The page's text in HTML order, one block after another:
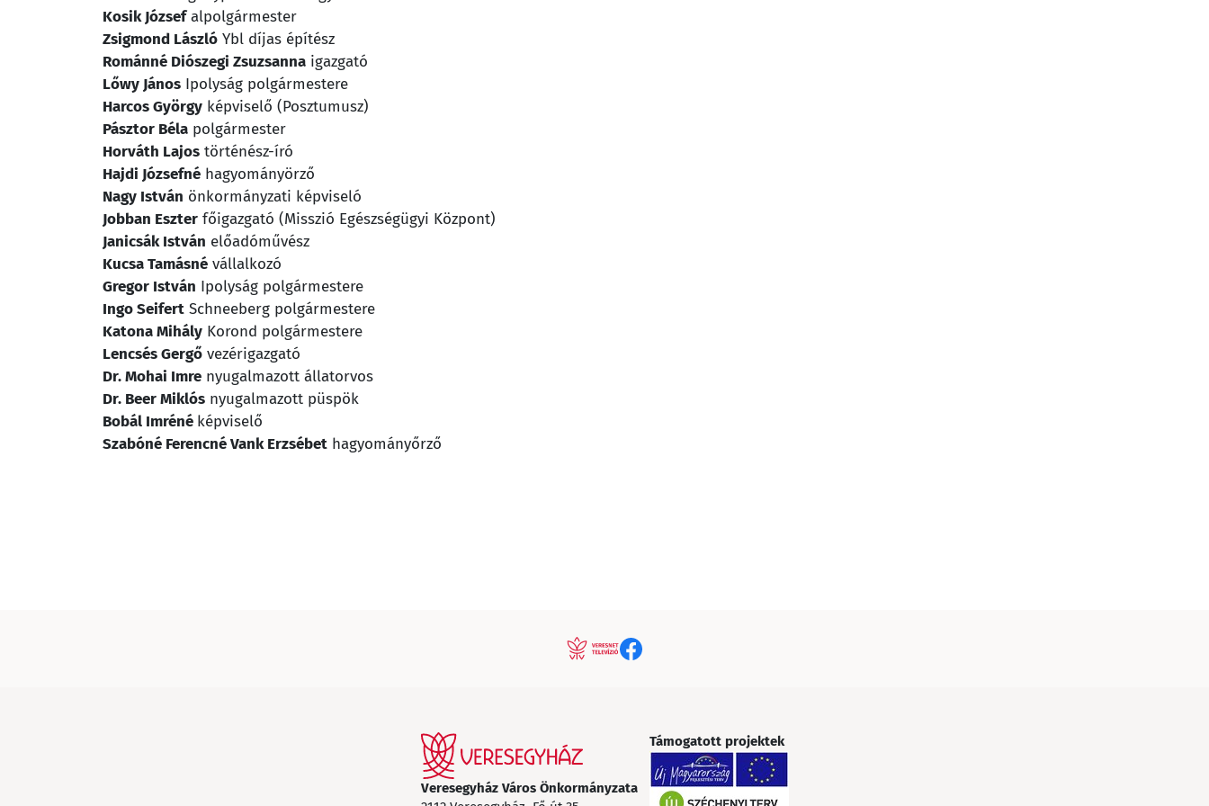
Kosik Józsefalpolgármester
Zsigmond László Ybl díjas építész
Románné Diószegi Zsuzsanna igazgató
Lőwy János Ipolyság polgármestere
Harcos György képviselő (Posztumusz)
Pásztor Béla polgármester
Horváth Lajos történész-író
Hajdi Józsefné hagyományörző
Nagy István önkormányzati képviseló
Jobban Eszter főigazgató (Misszió Egészségügyi Központ)
Janicsák István előadóművész
Kucsa Tamásné vállalkozó
Gregor István Ipolyság polgármestere
Ingo Seifert Schneeberg polgármestere
Katona Mihály Korond polgármestere
Lencsés Gergő vezérigazgató
Dr. Mohai Imre nyugalmazott állatorvos
Dr. Beer Miklós nyugalmazott püspök
Bobál Imréné képviselő
Szabóné Ferencné Vank Erzsébet hagyományőrző
Veresegyház Város Önkormányzata
Támogatott projektek